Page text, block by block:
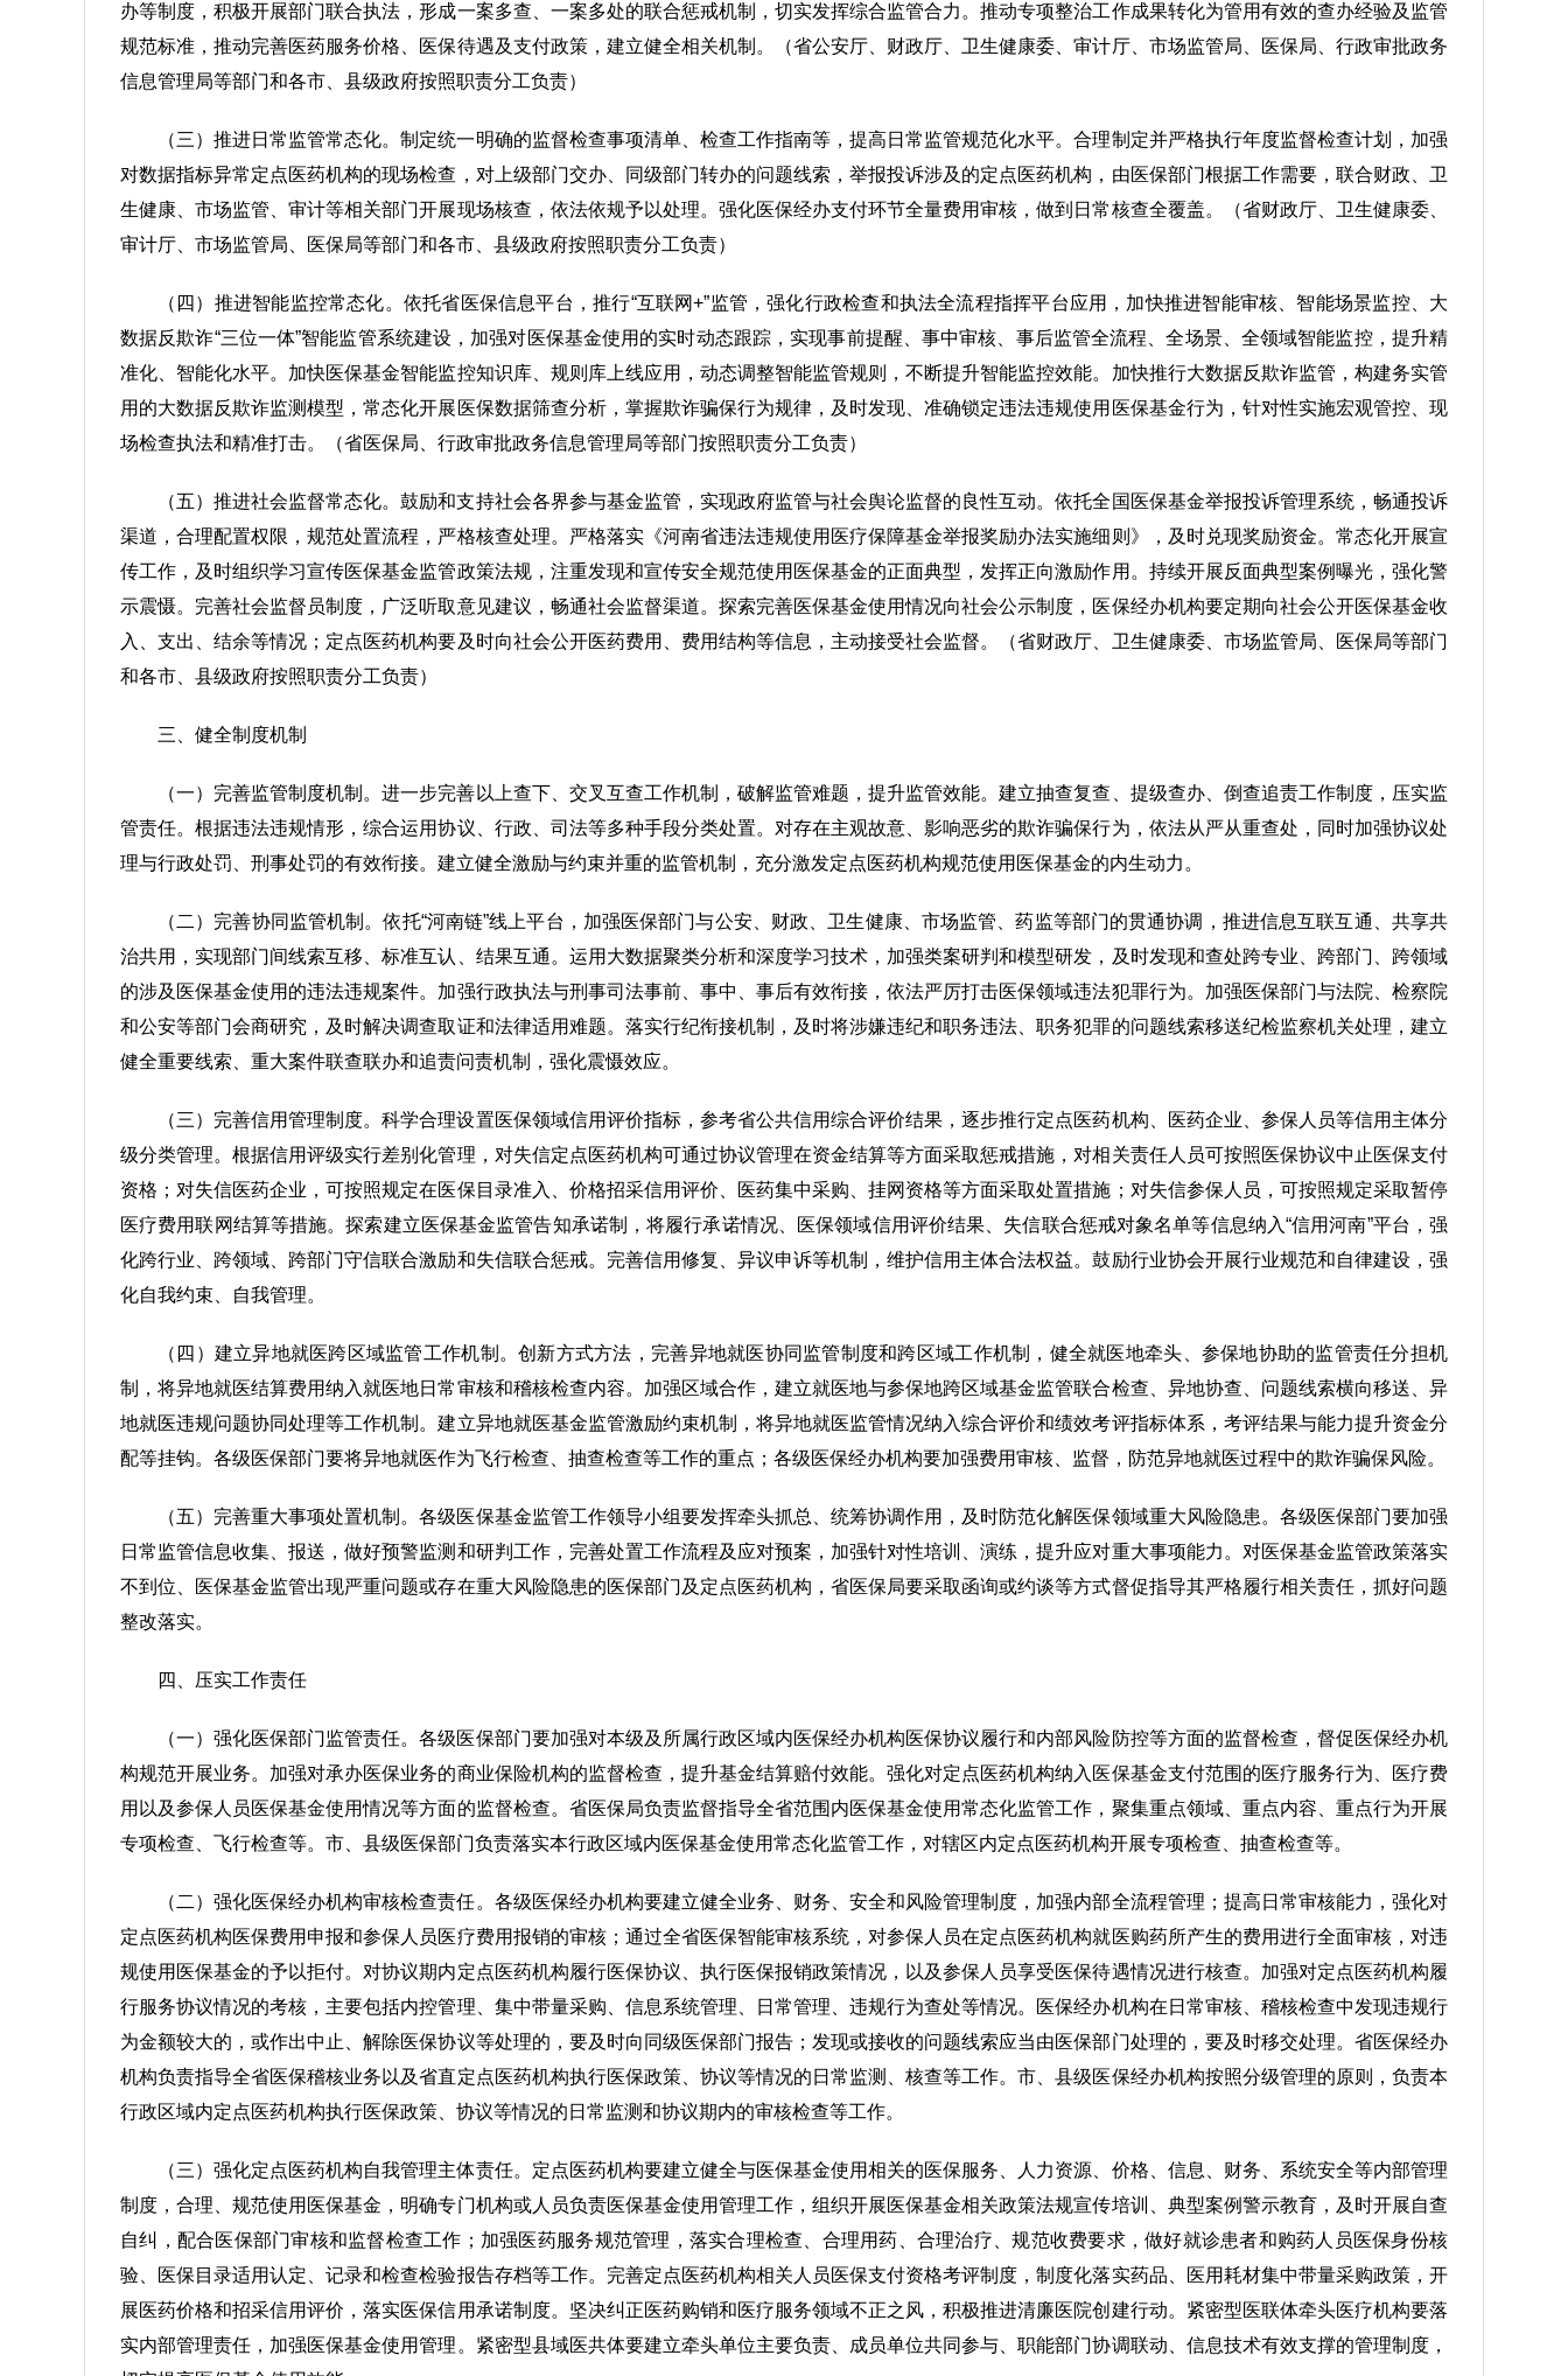
办等制度，积极开展部门联合执法，形成一案多查、一案多处的联合惩戒机制，切实发挥综合监管合力。推动专项整治工作成果转化为管用有效的查办经验及监管
规范标准，推动完善医药服务价格、医保待遇及支付政策，建立健全相关机制。（省公安厅、财政厅、卫生健康委、审计厅、市场监管局、医保局、行政审批政务
信息管理局等部门和各市、县级政府按照职责分工负责）
（三）推进日常监管常态化。制定统一明确的监督检查事项清单、检查工作指南等，提高日常监管规范化水平。合理制定并严格执行年度监督检查计划，加强
对数据指标异常定点医药机构的现场检查，对上级部门交办、同级部门转办的问题线索，举报投诉涉及的定点医药机构，由医保部门根据工作需要，联合财政、卫
生健康、市场监管、审计等相关部门开展现场核查，依法依规予以处理。强化医保经办支付环节全量费用审核，做到日常核查全覆盖。（省财政厅、卫生健康委、
审计厅、市场监管局、医保局等部门和各市、县级政府按照职责分工负责）
（四）推进智能监控常态化。依托省医保信息平台，推行“互联网+”监管，强化行政检查和执法全流程指挥平台应用，加快推进智能审核、智能场景监控、大
数据反欺诈“三位一体”智能监管系统建设，加强对医保基金使用的实时动态跟踪，实现事前提醒、事中审核、事后监管全流程、全场景、全领域智能监控，提升精
准化、智能化水平。加快医保基金智能监控知识库、规则库上线应用，动态调整智能监管规则，不断提升智能监控效能。加快推行大数据反欺诈监管，构建务实管
用的大数据反欺诈监测模型，常态化开展医保数据筛查分析，掌握欺诈骗保行为规律，及时发现、准确锁定违法违规使用医保基金行为，针对性实施宏观管控、现
场检查执法和精准打击。（省医保局、行政审批政务信息管理局等部门按照职责分工负责）
（五）推进社会监督常态化。鼓励和支持社会各界参与基金监管，实现政府监管与社会舆论监督的良性互动。依托全国医保基金举报投诉管理系统，畅通投诉
渠道，合理配置权限，规范处置流程，严格核查处理。严格落实《河南省违法违规使用医疗保障基金举报奖励办法实施细则》，及时兑现奖励资金。常态化开展宣
传工作，及时组织学习宣传医保基金监管政策法规，注重发现和宣传安全规范使用医保基金的正面典型，发挥正向激励作用。持续开展反面典型案例曝光，强化警
示震慑。完善社会监督员制度，广泛听取意见建议，畅通社会监督渠道。探索完善医保基金使用情况向社会公示制度，医保经办机构要定期向社会公开医保基金收
入、支出、结余等情况；定点医药机构要及时向社会公开医药费用、费用结构等信息，主动接受社会监督。（省财政厅、卫生健康委、市场监管局、医保局等部门
和各市、县级政府按照职责分工负责）
三、健全制度机制
（一）完善监管制度机制。进一步完善以上查下、交叉互查工作机制，破解监管难题，提升监管效能。建立抽查复查、提级查办、倒查追责工作制度，压实监
管责任。根据违法违规情形，综合运用协议、行政、司法等多种手段分类处置。对存在主观故意、影响恶劣的欺诈骗保行为，依法从严从重查处，同时加强协议处
理与行政处罚、刑事处罚的有效衔接。建立健全激励与约束并重的监管机制，充分激发定点医药机构规范使用医保基金的内生动力。
（二）完善协同监管机制。依托“河南链”线上平台，加强医保部门与公安、财政、卫生健康、市场监管、药监等部门的贯通协调，推进信息互联互通、共享共
治共用，实现部门间线索互移、标准互认、结果互通。运用大数据聚类分析和深度学习技术，加强类案研判和模型研发，及时发现和查处跨专业、跨部门、跨领域
的涉及医保基金使用的违法违规案件。加强行政执法与刑事司法事前、事中、事后有效衔接，依法严厉打击医保领域违法犯罪行为。加强医保部门与法院、检察院
和公安等部门会商研究，及时解决调查取证和法律适用难题。落实行纪衔接机制，及时将涉嫌违纪和职务违法、职务犯罪的问题线索移送纪检监察机关处理，建立
健全重要线索、重大案件联查联办和追责问责机制，强化震慑效应。
（三）完善信用管理制度。科学合理设置医保领域信用评价指标，参考省公共信用综合评价结果，逐步推行定点医药机构、医药企业、参保人员等信用主体分
级分类管理。根据信用评级实行差别化管理，对失信定点医药机构可通过协议管理在资金结算等方面采取惩戒措施，对相关责任人员可按照医保协议中止医保支付
资格；对失信医药企业，可按照规定在医保目录准入、价格招采信用评价、医药集中采购、挂网资格等方面采取处置措施；对失信参保人员，可按照规定采取暂停
医疗费用联网结算等措施。探索建立医保基金监管告知承诺制，将履行承诺情况、医保领域信用评价结果、失信联合惩戒对象名单等信息纳入“信用河南”平台，强
化跨行业、跨领域、跨部门守信联合激励和失信联合惩戒。完善信用修复、异议申诉等机制，维护信用主体合法权益。鼓励行业协会开展行业规范和自律建设，强
化自我约束、自我管理。
（四）建立异地就医跨区域监管工作机制。创新方式方法，完善异地就医协同监管制度和跨区域工作机制，健全就医地牵头、参保地协助的监管责任分担机
制，将异地就医结算费用纳入就医地日常审核和稽核检查内容。加强区域合作，建立就医地与参保地跨区域基金监管联合检查、异地协查、问题线索横向移送、异
地就医违规问题协同处理等工作机制。建立异地就医基金监管激励约束机制，将异地就医监管情况纳入综合评价和绩效考评指标体系，考评结果与能力提升资金分
配等挂钩。各级医保部门要将异地就医作为飞行检查、抽查检查等工作的重点；各级医保经办机构要加强费用审核、监督，防范异地就医过程中的欺诈骗保风险。
（五）完善重大事项处置机制。各级医保基金监管工作领导小组要发挥牵头抓总、统筹协调作用，及时防范化解医保领域重大风险隐患。各级医保部门要加强
日常监管信息收集、报送，做好预警监测和研判工作，完善处置工作流程及应对预案，加强针对性培训、演练，提升应对重大事项能力。对医保基金监管政策落实
不到位、医保基金监管出现严重问题或存在重大风险隐患的医保部门及定点医药机构，省医保局要采取函询或约谈等方式督促指导其严格履行相关责任，抓好问题
整改落实。
四、压实工作责任
（一）强化医保部门监管责任。各级医保部门要加强对本级及所属行政区域内医保经办机构医保协议履行和内部风险防控等方面的监督检查，督促医保经办机
构规范开展业务。加强对承办医保业务的商业保险机构的监督检查，提升基金结算赔付效能。强化对定点医药机构纳入医保基金支付范围的医疗服务行为、医疗费
用以及参保人员医保基金使用情况等方面的监督检查。省医保局负责监督指导全省范围内医保基金使用常态化监管工作，聚集重点领域、重点内容、重点行为开展
专项检查、飞行检查等。市、县级医保部门负责落实本行政区域内医保基金使用常态化监管工作，对辖区内定点医药机构开展专项检查、抽查检查等。
（二）强化医保经办机构审核检查责任。各级医保经办机构要建立健全业务、财务、安全和风险管理制度，加强内部全流程管理；提高日常审核能力，强化对
定点医药机构医保费用申报和参保人员医疗费用报销的审核；通过全省医保智能审核系统，对参保人员在定点医药机构就医购药所产生的费用进行全面审核，对违
规使用医保基金的予以拒付。对协议期内定点医药机构履行医保协议、执行医保报销政策情况，以及参保人员享受医保待遇情况进行核查。加强对定点医药机构履
行服务协议情况的考核，主要包括内控管理、集中带量采购、信息系统管理、日常管理、违规行为查处等情况。医保经办机构在日常审核、稽核检查中发现违规行
为金额较大的，或作出中止、解除医保协议等处理的，要及时向同级医保部门报告；发现或接收的问题线索应当由医保部门处理的，要及时移交处理。省医保经办
机构负责指导全省医保稽核业务以及省直定点医药机构执行医保政策、协议等情况的日常监测、核查等工作。市、县级医保经办机构按照分级管理的原则，负责本
行政区域内定点医药机构执行医保政策、协议等情况的日常监测和协议期内的审核检查等工作。
（三）强化定点医药机构自我管理主体责任。定点医药机构要建立健全与医保基金使用相关的医保服务、人力资源、价格、信息、财务、系统安全等内部管理
制度，合理、规范使用医保基金，明确专门机构或人员负责医保基金使用管理工作，组织开展医保基金相关政策法规宣传培训、典型案例警示教育，及时开展自查
自纠，配合医保部门审核和监督检查工作；加强医药服务规范管理，落实合理检查、合理用药、合理治疗、规范收费要求，做好就诊患者和购药人员医保身份核
验、医保目录适用认定、记录和检查检验报告存档等工作。完善定点医药机构相关人员医保支付资格考评制度，制度化落实药品、医用耗材集中带量采购政策，开
展医药价格和招采信用评价，落实医保信用承诺制度。坚决纠正医药购销和医疗服务领域不正之风，积极推进清廉医院创建行动。紧密型医联体牵头医疗机构要落
实内部管理责任，加强医保基金使用管理。紧密型县域医共体要建立牵头单位主要负责、成员单位共同参与、职能部门协调联动、信息技术有效支撑的管理制度，